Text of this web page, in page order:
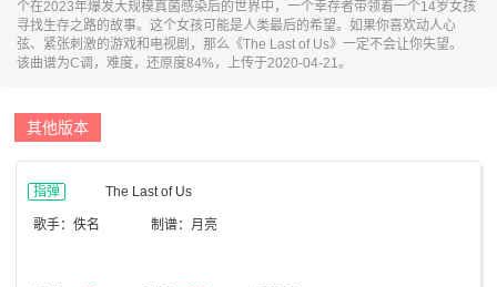
个在2023年爆发大规模真菌感染后的世界中，一个幸存者带领着一个14岁女孩
寻找生存之路的故事。这个女孩可能是人类最后的希望。如果你喜欢动人心
弦、紧张刺激的游戏和电视剧，那么《The Last of Us》一定不会让你失望。
该曲谱为C调，难度，还原度84%，上传于2020-04-21。
其他版本
指弹 The Last of Us
歌手：佚名 制谱：月亮